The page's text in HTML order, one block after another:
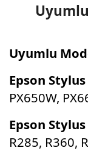
Uyumlu
Epson
PX650W,
Epson
R285, R360,